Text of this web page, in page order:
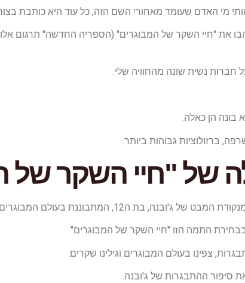
מי האדם שעומד מאחורי השם הזה, כל עוד היא כותבת
את "חיי השקר של המבוגרים" (הספריה החדשה" תרגום
חברות נשית שונה מהחוויה שלי.
בונה הן כאלה.
ברזולוציות גבוהות ביותר.
של "חיי השקר של
בעולם המבוגרים, אליו היא מוכנסת, כמעט בעל כורחה.
התמה הזו "חיי השקר של המבוגרים"
צפינו בעולם המבוגרים וגילינו שקרים.
סיפור ההתבגרות של ג'ובנה.